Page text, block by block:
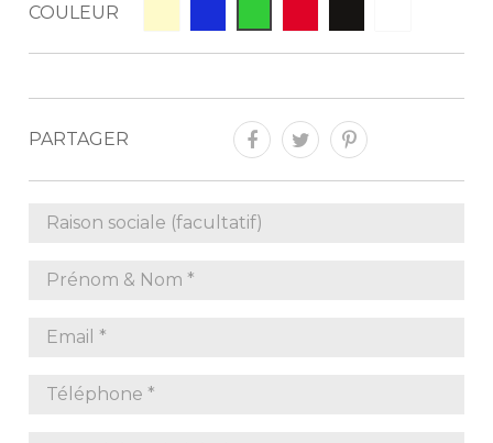
COULEUR
PARTAGER